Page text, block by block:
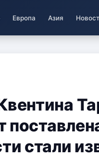
Европа Азия
стали